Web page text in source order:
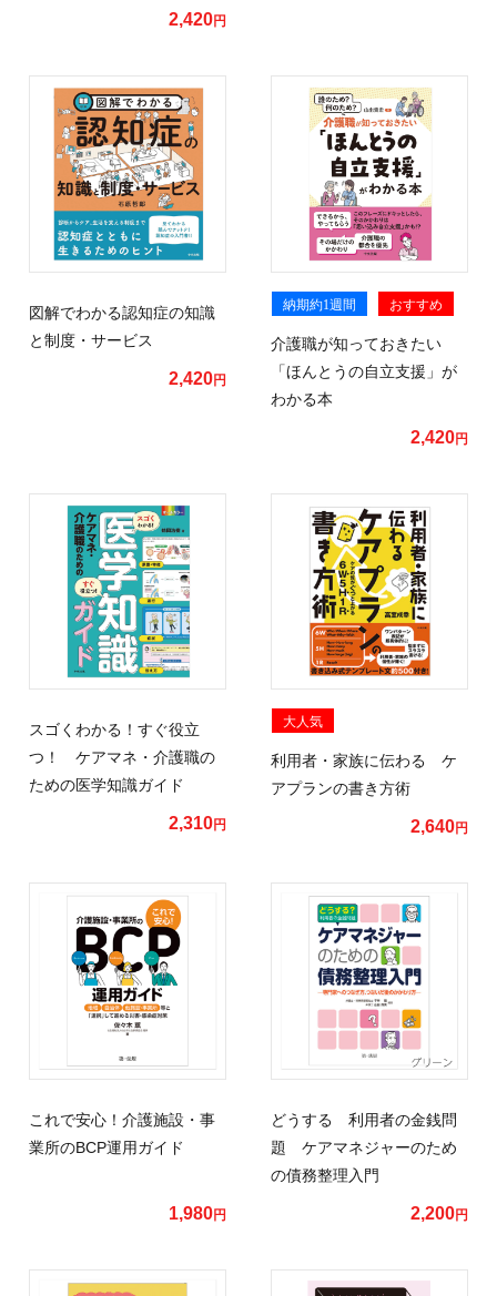
2,420円
図解でわかる認知症の知識
と制度・サービス
2,420円
納期約1週間 おすすめ
介護職が知っておきたい
「ほんとうの自立支援」が
わかる本
2,420円
スゴくわかる！すぐ役立
つ！ ケアマネ・介護職の
ための医学知識ガイド
2,310円
大人気
利用者・家族に伝わる ケ
アプランの書き方術
2,640円
これで安心！介護施設・事
業所のBCP運用ガイド
1,980円
どうする 利用者の金銭問
題 ケアマネジャーのため
の債務整理入門
2,200円